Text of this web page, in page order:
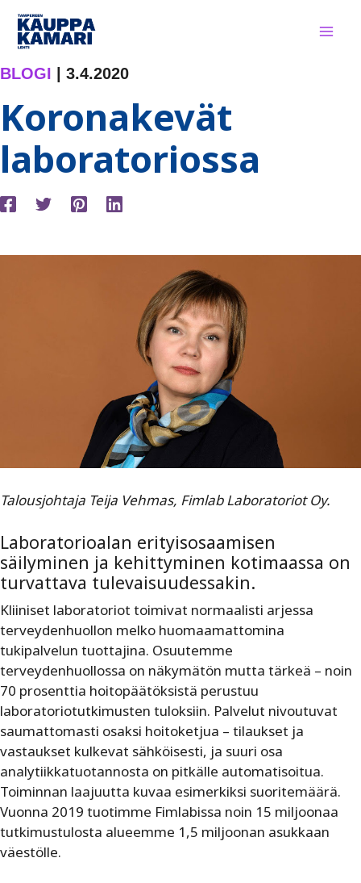
Siirry
sisältöön
BLOGI 3.4.2020
Koronakevät
laboratoriossa
Talousjohtaja Teija Vehmas, Fimlab Laboratoriot Oy.
Laboratorioalan erityisosaamisen
säilyminen ja kehittyminen kotimaassa on
turvattava tulevaisuudessakin.
Kliiniset laboratoriot toimivat normaalisti arjessa
terveydenhuollon melko huomaamattomina
tukipalvelun tuottajina. Osuutemme
terveydenhuollossa on näkymätön mutta tärkeä – noin
70 prosenttia hoitopäätöksistä perustuu
laboratoriotutkimusten tuloksiin. Palvelut nivoutuvat
saumattomasti osaksi hoitoketjua – tilaukset ja
vastaukset kulkevat sähköisesti, ja suuri osa
analytiikkatuotannosta on pitkälle automatisoitua.
Toiminnan laajuutta kuvaa esimerkiksi suoritemäärä.
Vuonna 2019 tuotimme Fimlabissa noin 15 miljoonaa
tutkimustulosta alueemme 1,5 miljoonan asukkaan
väestölle.